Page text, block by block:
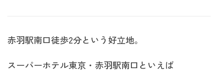
赤羽駅南口徒歩2分という好立地。
スーパーホテル東京・赤羽駅南口といえば